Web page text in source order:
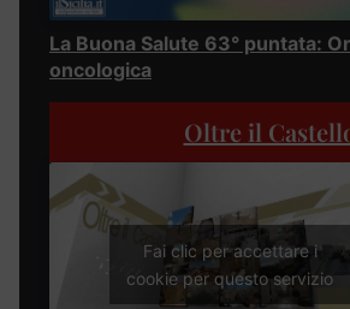
La Buona Salute 63° puntata:
oncologica
Oltre il
Fai clic per accettare i
cookie per questo servizio